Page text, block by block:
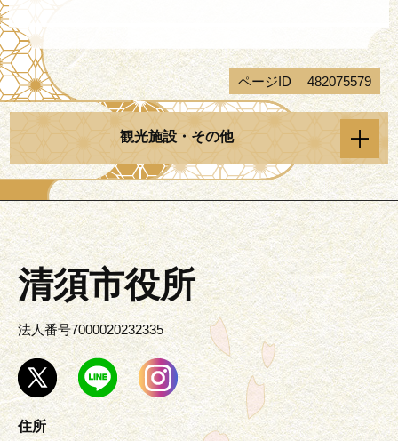
ページID 482075579
観光施設・その他
清須市役所
法人番号7000020232335
住所